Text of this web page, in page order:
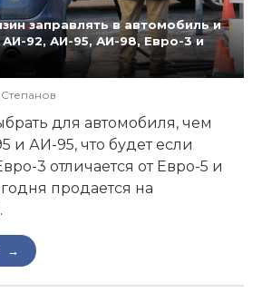
заправлять в автомобиль и
92, АИ-95, АИ-98, Евро-3 и
для автомобиля, чем
и АИ-95, что будет если
3 отличается от Евро-5 и
продается на
→